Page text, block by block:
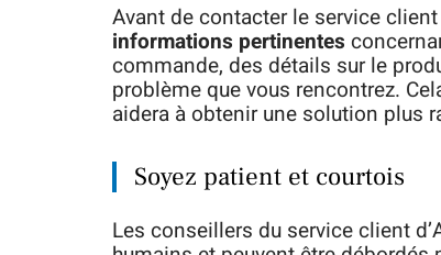
Avant de contacter le service
informations pertinentes
commande, des détails sur le
problème que vous rencontrez.
aidera à obtenir une solution plus
Soyez patient et courtois
Les conseillers du service client